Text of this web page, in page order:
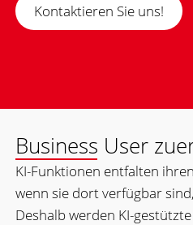
Kontaktieren Sie uns!
Business User
KI-Funktionen entfalten
wenn sie dort verfügbar
Deshalb werden KI-